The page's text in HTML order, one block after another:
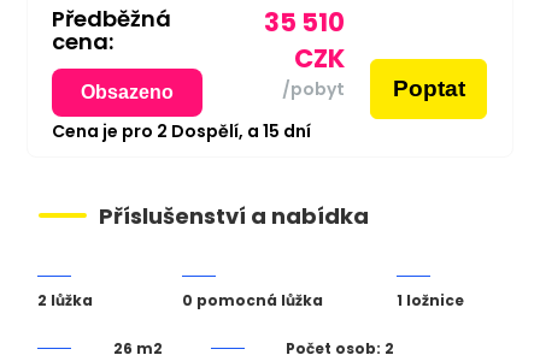
Předběžná
cena:
Obsazeno
35 510
CZK
/pobyt Poptat
Cena je pro 2 Dospělí, a 15 dní
Příslušenství a nabídka
2 lůžka 0 pomocná lůžka 1 ložnice
26 m2 Počet osob: 2